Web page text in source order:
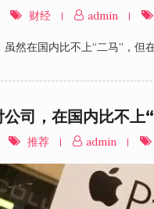
财经 admin
然在国内比不上“二马”，
司，在国内比不上
推荐 admin